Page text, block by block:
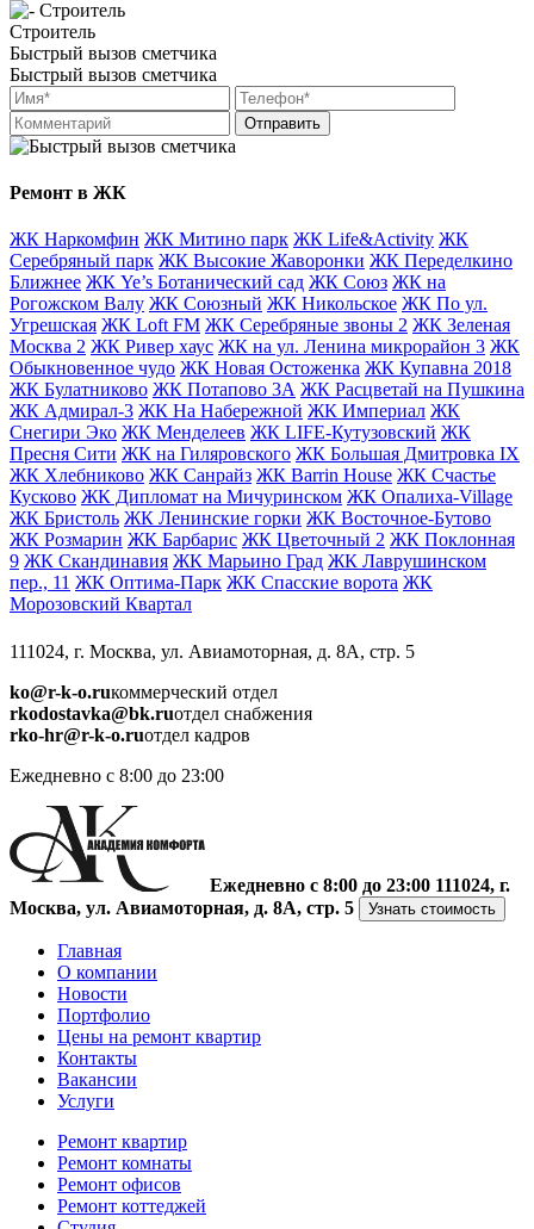
Строитель
Быстрый вызов сметчика
Быстрый вызов сметчика
Отправить
Ремонт в ЖК
ЖК Наркомфин ЖК Митино парк ЖК Life&Activity ЖК
Серебряный парк ЖК Высокие Жаворонки ЖК Переделкино
Ближнее ЖК Ye’s Ботанический сад ЖК Союз ЖК на
Рогожском Валу ЖК Союзный ЖК Никольское ЖК По ул.
Угрешская ЖК Loft FM ЖК Серебряные звоны 2 ЖК Зеленая
Москва 2 ЖК Ривер хаус ЖК на ул. Ленина микрорайон 3 ЖК
Обыкновенное чудо ЖК Новая Остоженка ЖК Купавна 2018
ЖК Булатниково ЖК Потапово 3А ЖК Расцветай на Пушкина
ЖК Адмирал-3 ЖК На Набережной ЖК Империал ЖК
Снегири Эко ЖК Менделеев ЖК LIFE-Кутузовский ЖК
Пресня Сити ЖК на Гиляровского ЖК Большая Дмитровка IX
ЖК Хлебниково ЖК Санрайз ЖК Barrin House ЖК Счастье
Кусково ЖК Дипломат на Мичуринском ЖК Опалиха-Village
ЖК Бристоль ЖК Ленинские горки ЖК Восточное-Бутово
ЖК Розмарин ЖК Барбарис ЖК Цветочный 2 ЖК Поклонная
9 ЖК Скандинавия ЖК Марьино Град ЖК Лаврушинском
пер., 11 ЖК Оптима-Парк ЖК Спасские ворота ЖК
Морозовский Квартал
111024, г. Москва, ул. Авиамоторная, д. 8А, стр. 5
ko@r-k-o.ruкоммерческий отдел
rkodostavka@bk.ruотдел снабжения
rko-hr@r-k-o.ruотдел кадров
Ежедневно с 8:00 до 23:00
Ежедневно с 8:00 до 23:00 111024, г.
Москва, ул. Авиамоторная, д. 8А, стр. 5
Узнать стоимость
Главная
О компании
Новости
Портфолио
Цены на ремонт квартир
Контакты
Вакансии
Услуги
Ремонт квартир
Ремонт комнаты
Ремонт офисов
Ремонт коттеджей